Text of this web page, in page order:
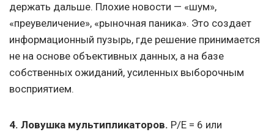
держать дальше. Плохие новости — «шум»,
«преувеличение», «рыночная паника». Это создает
информационный пузырь, где решение принимается
не на основе объективных данных, а на базе
собственных ожиданий, усиленных выборочным
восприятием.
4. Ловушка мультипликаторов. P/E = 6 или